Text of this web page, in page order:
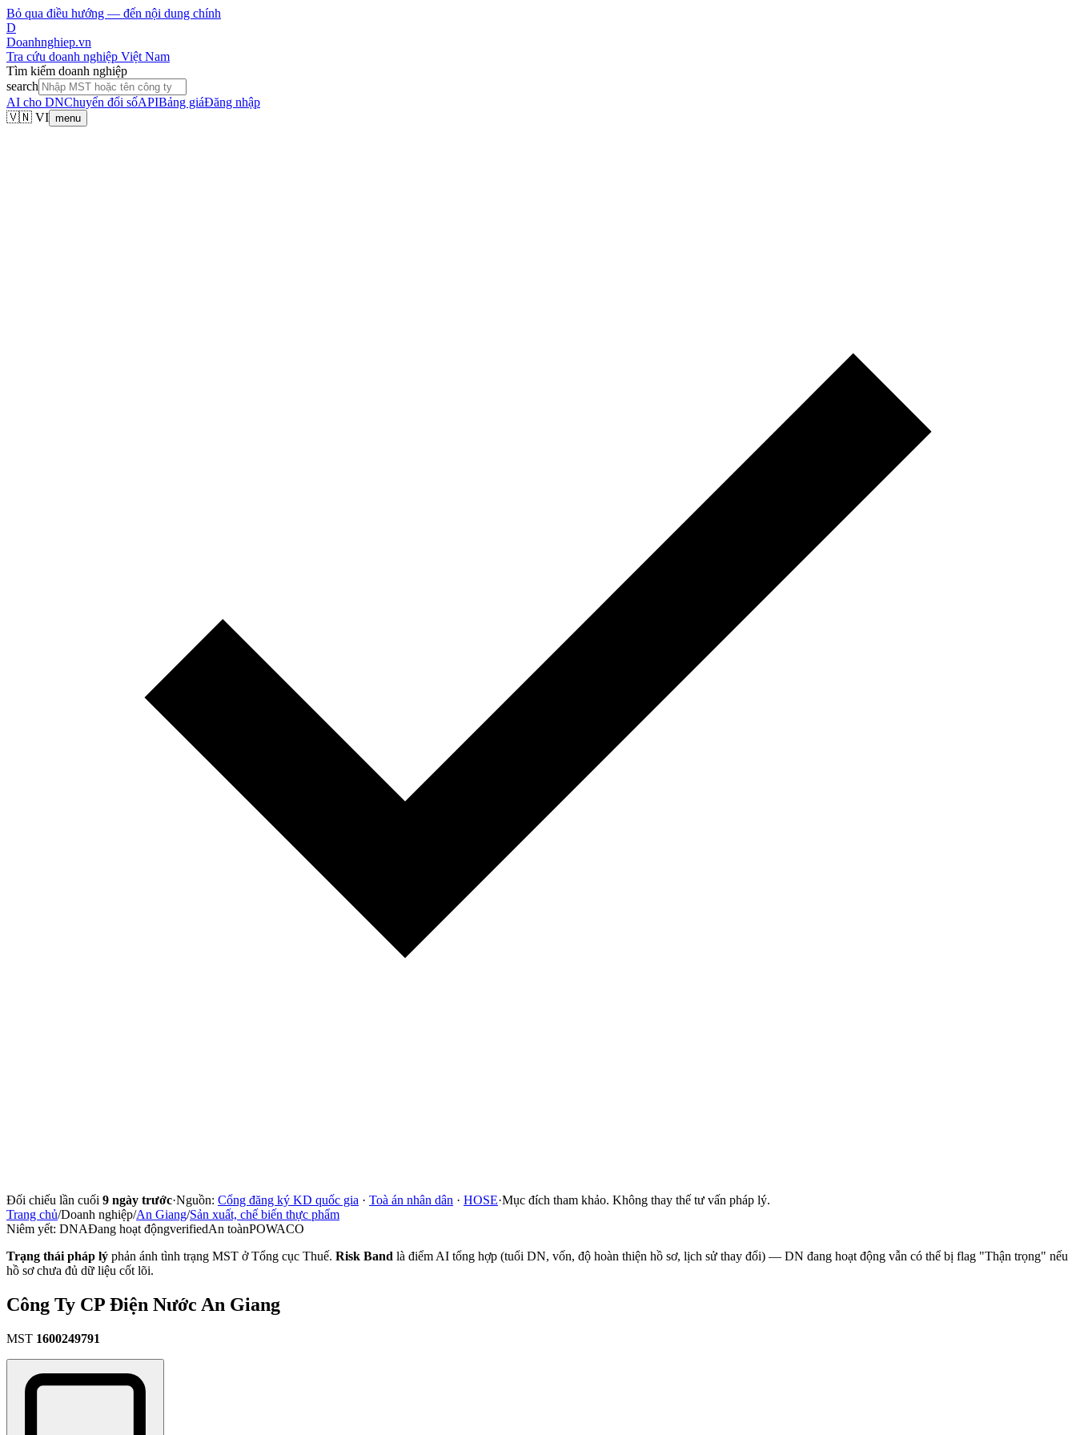
Bỏ qua điều hướng — đến nội dung chính
D
Doanhnghiep.vn
Tra cứu doanh nghiệp Việt Nam
Tìm kiếm doanh nghiệp
search
AI cho DNChuyển đổi sốAPIBảng giáĐăng nhập
🇻🇳 VI menu
Đối chiếu lần cuối 9 ngày trước·Nguồn: Cổng đăng ký KD quốc gia · Toà án nhân dân · HOSE·Mục đích tham khảo. Không thay thế tư vấn pháp lý.
Trang chủ/Doanh nghiệp/An Giang/Sản xuất, chế biến thực phẩm
Niêm yết: DNAĐang hoạt độngverifiedAn toànPOWACO
Trạng thái pháp lý phản ánh tình trạng MST ở Tổng cục Thuế. Risk Band là điểm AI tổng hợp (tuổi DN, vốn, độ hoàn thiện hồ sơ, lịch sử thay đổi) — DN đang hoạt động vẫn có thể bị flag "Thận trọng" nếu
hồ sơ chưa đủ dữ liệu cốt lõi.
Công Ty CP Điện Nước An Giang
MST 1600249791